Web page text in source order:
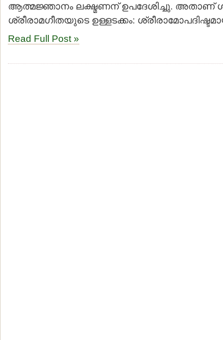
ആത്മജ്ഞാനം ലക്ഷ്മണന് ഉപദേശിച്ചു. അതാണ്
ശ്രീരാമഗീതയുടെ ഉള്ളടക്കം:
Read Full Post »